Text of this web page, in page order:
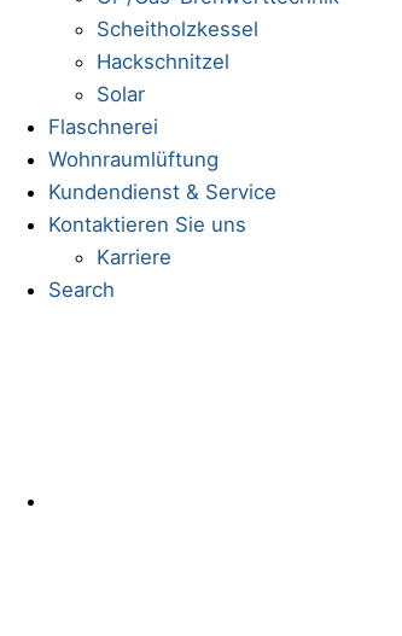
Scheitholzkessel
Hackschnitzel
Solar
Flaschnerei
Wohnraumlüftung
Kundendienst & Service
Kontaktieren Sie uns
Karriere
Search